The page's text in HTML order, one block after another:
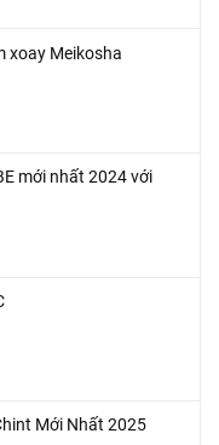
xoay Meikosha
mới nhất 2024 với
Mới Nhất 2025